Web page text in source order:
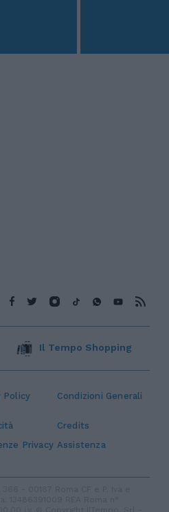
Policy Condizioni Generali
Credits
Privacy Assistenza
Il Tempo Shopping